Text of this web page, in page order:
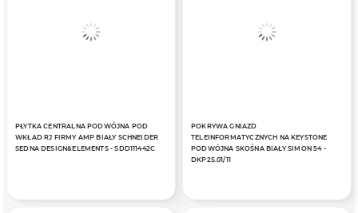
PŁYTKA CENTRALNA PODWÓJNA POD
WKŁAD RJ FIRMY AMP BIAŁY SCHNEIDER
SEDNA DESIGN&ELEMENTS - SDD111442C
POKRYWA GNIAZD
TELEINFORMATYCZNYCH NA KEYSTONE
PODWÓJNA SKOŚNA BIAŁY SIMON 54 -
DKP2S.01/11